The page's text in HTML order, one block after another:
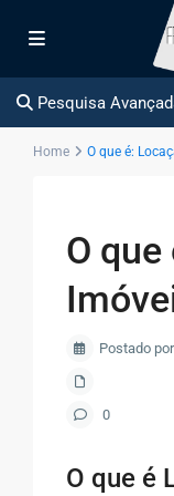
Pesquisa
Home O que é:
O
Postado
0
O que é